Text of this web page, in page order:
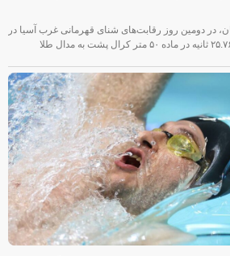
در دومین روز رقابت‌های شنای قهرمانی غرب آسیا در